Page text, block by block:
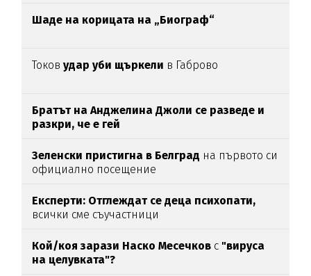
Шаде на корицата на „Биограф“
Токовудар уби щъркели в Габрово
Братът на Анджелина Джоли се разведе и
разкри, че е гей
Зеленски пристигна в Белград на първото си
официално посещение
Експерти: Отглеждат се деца психопати,
всички сме съучастници
Кой/коя зарази Наско Месечков с "вируса
на целувката"?